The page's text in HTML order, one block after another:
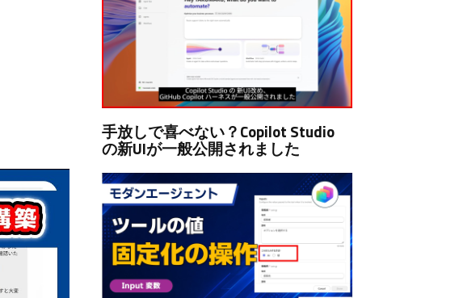
手放しで喜べない？Copilot Studio
の新UIが一般公開されました